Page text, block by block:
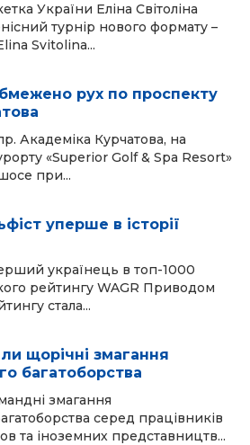
України Еліна Світоліна
турнір нового формату –
Svitolina...
рух по проспекту
Академіка Курчатова, на
«Superior Golf & Spa Resort»
при...
уперше в історії
українець в топ-1000
рейтингу WAGR Приводом
стала...
щорічні змагання
багатоборства
змагання
серед працівників
та іноземних представництв...